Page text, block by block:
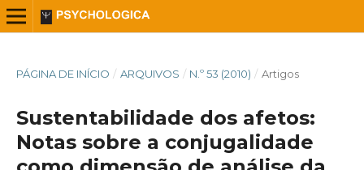
PÁGINA DE INÍCIO / ARQUIVOS / N.º 53 (2010) / Artigos
Sustentabilidade dos afetos:
Notas sobre a conjugalidade